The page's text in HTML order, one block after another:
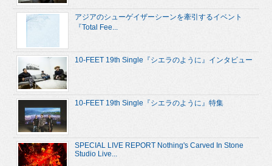
アジアのシューゲイザーシーンを牽引するイベント
『Total Fee...
10-FEET 19th Single『シエラのように』インタビュー
10-FEET 19th Single『シエラのように』特集
SPECIAL LIVE REPORT Nothing's Carved In Stone
Studio Live...